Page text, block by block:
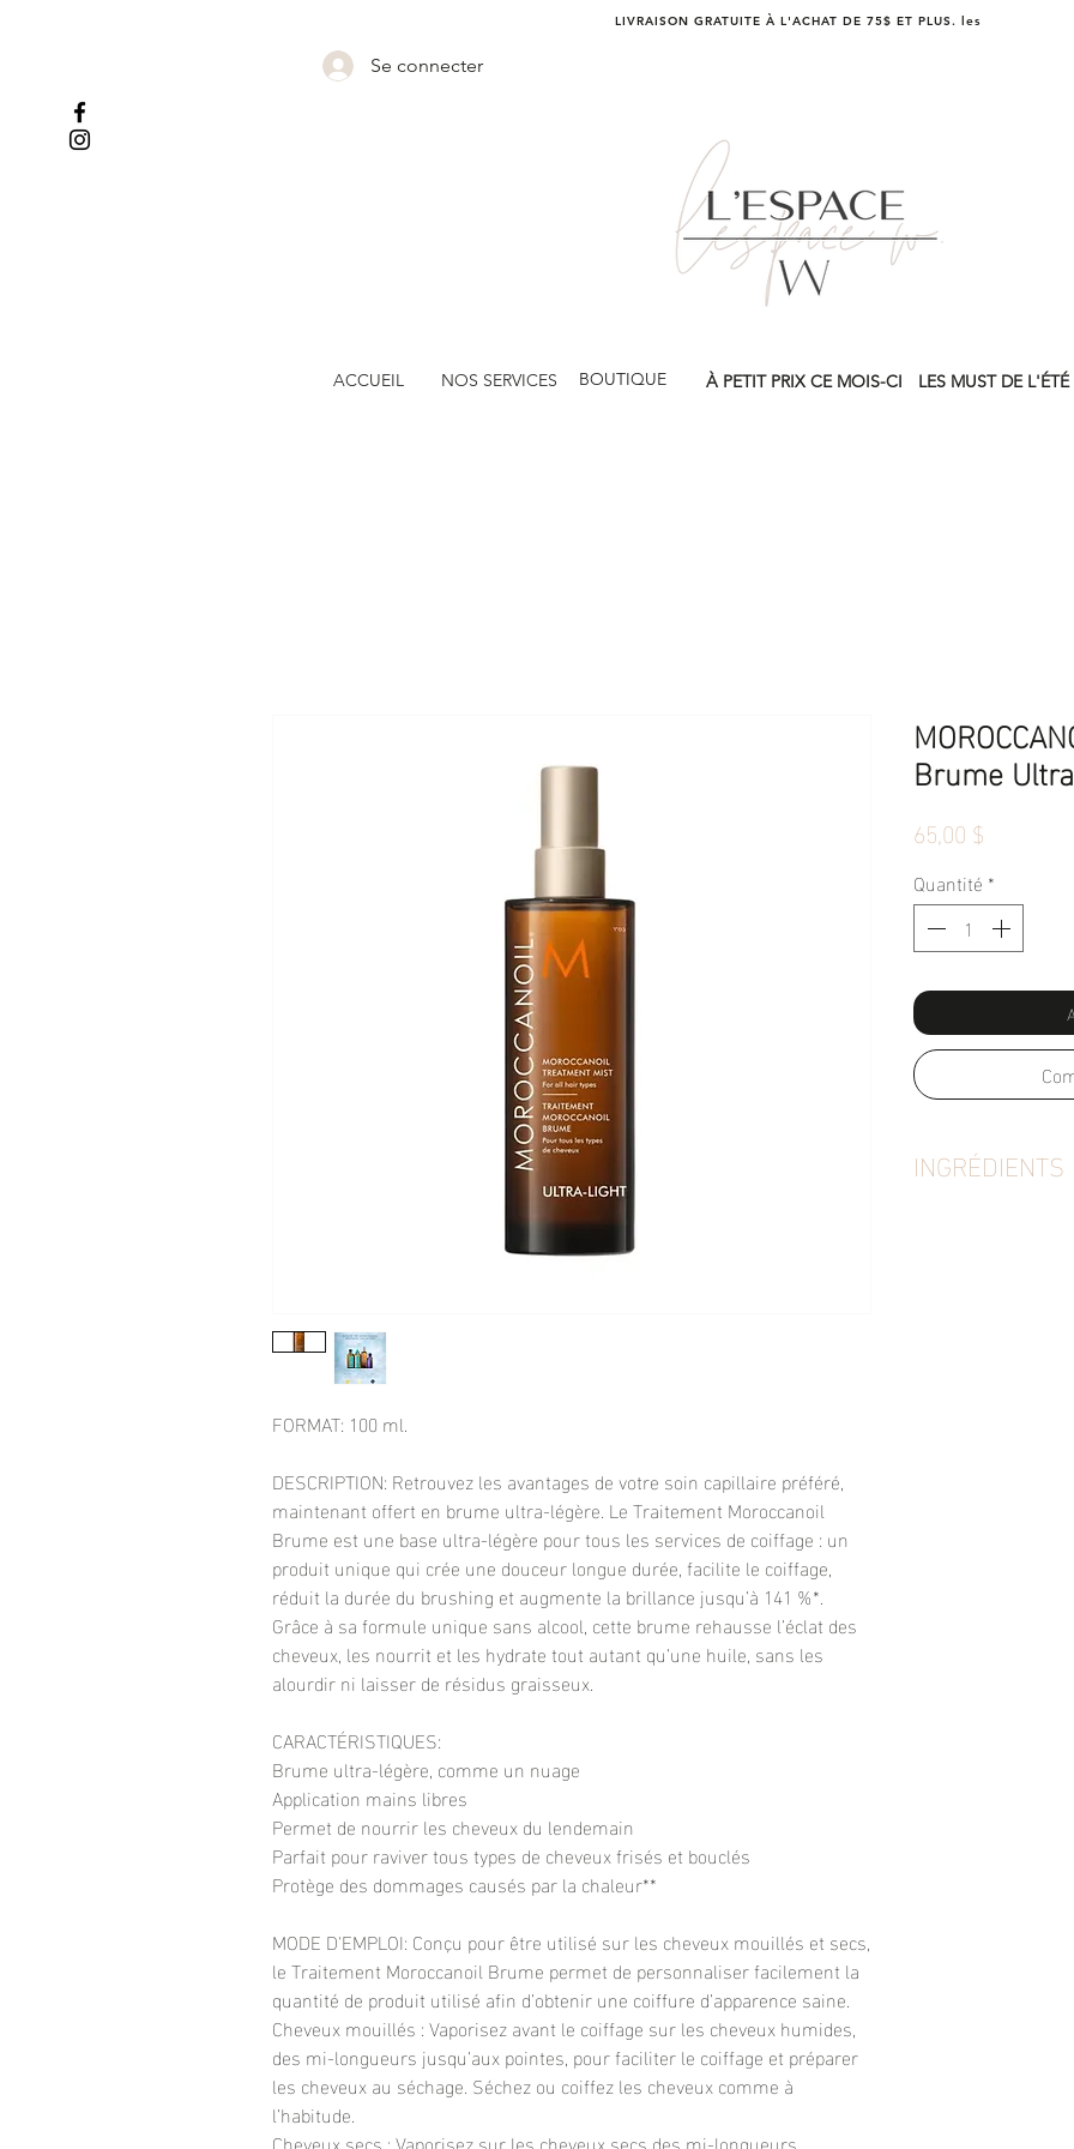
LIVRAISON GRATUITE À L'ACHAT DE 75$ ET PLUS. les
Se connecter
BOUTIQUE
NOS SERVICES
ACCUEIL LES MUST DE L'ÉTÉ
À PETIT PRIX CE MOIS-CI
FORMAT: 100 ml.
DESCRIPTION: Retrouvez les avantages de votre soin capillaire préféré,
maintenant offert en brume ultra-légère. Le Traitement Moroccanoil
Brume est une base ultra-légère pour tous les services de coiffage : un
produit unique qui crée une douceur longue durée, facilite le coiffage,
réduit la durée du brushing et augmente la brillance jusqu’à 141 %*.
Grâce à sa formule unique sans alcool, cette brume rehausse l’éclat des
cheveux, les nourrit et les hydrate tout autant qu’une huile, sans les
alourdir ni laisser de résidus graisseux.
CARACTÉRISTIQUES:
Brume ultra-légère, comme un nuage
Application mains libres
Permet de nourrir les cheveux du lendemain
Parfait pour raviver tous types de cheveux frisés et bouclés
Protège des dommages causés par la chaleur**
MODE D'EMPLOI: Conçu pour être utilisé sur les cheveux mouillés et secs,
le Traitement Moroccanoil Brume permet de personnaliser facilement la
quantité de produit utilisé afin d’obtenir une coiffure d’apparence saine.
Cheveux mouillés : Vaporisez avant le coiffage sur les cheveux humides,
des mi-longueurs jusqu’aux pointes, pour faciliter le coiffage et préparer
les cheveux au séchage. Séchez ou coiffez les cheveux comme à
l’habitude.
Brume
65,00 $
Quantité *
INGRÉDIENTS